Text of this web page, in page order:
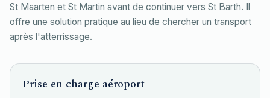
St Maarten et St Martin avant de continuer vers St Barth. Il
offre une solution pratique au lieu de chercher un transport
après l'atterrissage.
Prise en charge aéroport